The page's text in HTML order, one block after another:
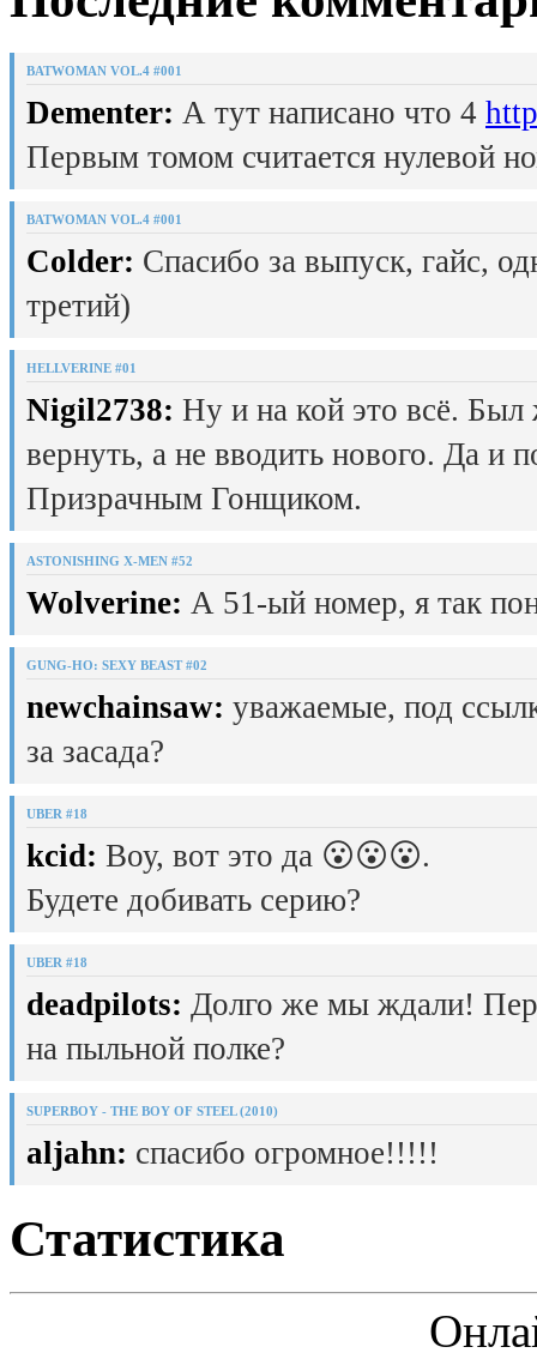
BATWOMAN VOL.4 #001
Dementer: А тут написано что 4
Первым томом считается нулевой
BATWOMAN VOL.4 #001
Colder: Спасибо за выпуск, гайс,
третий)
HELLVERINE #01
Nigil2738: Ну и на кой это всё.
вернуть, а не вводить нового. Да и
Призрачным Гонщиком.
ASTONISHING X-MEN #52
Wolverine: А 51-ый номер, я так
GUNG-HO: SEXY BEAST #02
newchainsaw: уважаемые, под
за засада?
UBER #18
kcid: Воу, вот это да 😮😮😮.
Будете добивать серию?
UBER #18
deadpilots: Долго же мы ждали!
на пыльной полке?
SUPERBOY - THE BOY OF STEEL (2010)
aljahn: спасибо огромное!!!!!
Статистика